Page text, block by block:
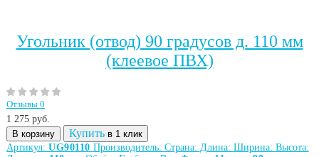
Угольник (отвод) 90 градусов д. 110 мм
(клеевое ПВХ)
Отзывы 0
1 275 руб.
В корзину
Купить в 1 клик
Артикул: UG90110 Производитель: Страна: Длина: Ширина: Высота: